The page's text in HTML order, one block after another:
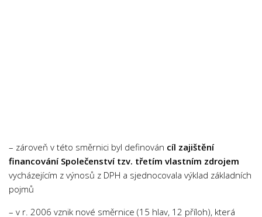
– zároveň v této směrnici byl definován cíl zajištění
financování Společenství tzv. třetím vlastním zdrojem
vycházejícím z výnosů z DPH a sjednocovala výklad základních
pojmů
– v r. 2006 vznik nové směrnice (15 hlav, 12 příloh), která